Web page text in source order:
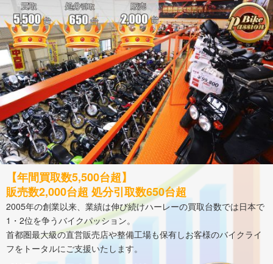
【年間買取数5,500台超】
販売数2,000台超 処分引取数650台超
2005年の創業以来、業績は伸び続けハーレーの買取台数では日本で
1・2位を争うバイクパッション。
首都圏最大級の直営販売店や整備工場も保有しお客様のバイクライ
フをトータルにご支援いたします。